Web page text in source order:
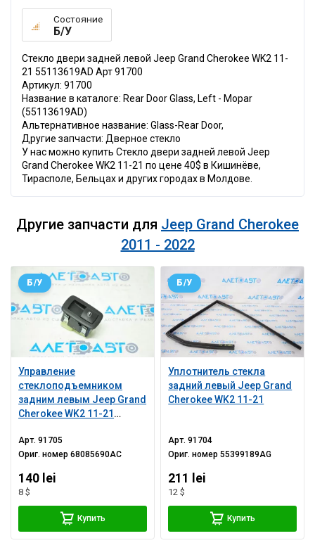
Состояние
Б/У
Стекло двери задней левой Jeep Grand Cherokee WK2 11-
21 55113619AD Арт 91700
Артикул: 91700
Название в каталоге: Rear Door Glass, Left - Mopar
(55113619AD)
Альтернативное название: Glass-Rear Door,
Другие запчасти: Дверное стекло
У нас можно купить Стекло двери задней левой Jeep
Grand Cherokee WK2 11-21 по цене 40$ в Кишинёве,
Тирасполе, Бельцах и других городах в Молдове.
Другие запчасти для Jeep Grand Cherokee
2011 - 2022
Управление
стеклоподъемником
задним левым Jeep Grand
Cherokee WK2 11-21
Б/У
Арт.91705
Ориг. номер68085690AC
140 lei
8 $
Купить
Уплотнитель стекла
задний левый Jeep Grand
Cherokee WK2 11-21
Б/У
Арт.91704
Ориг. номер55399189AG
211 lei
12 $
Купить